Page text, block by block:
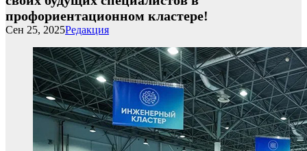
профориентационном кластере!
Редакция
Сен 25, 2025